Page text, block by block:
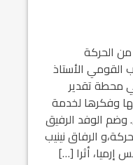
الحركة
القومي الأستاذ
محطة تقدير
وفكرها لخدمة
وضم الوفد الرفيق
الرفاق نينيب
إرميا، أثرا […]